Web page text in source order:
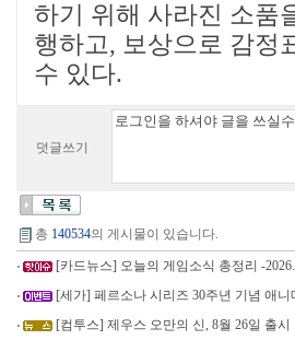
하기 위해 사라진 소품
행하고, 보상으로 감정
수 있다.
덧글쓰기
총 140534의 게시물이 있습니다.
[카드뉴스] 오늘의 게임소식 총정리 -
[세가] 페르소나 시리즈 30주년 기념 애
[컴투스] 제우스 오만의 신, 8월 26일 출시